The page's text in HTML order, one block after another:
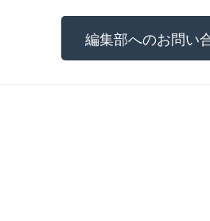
編集部へのお問い